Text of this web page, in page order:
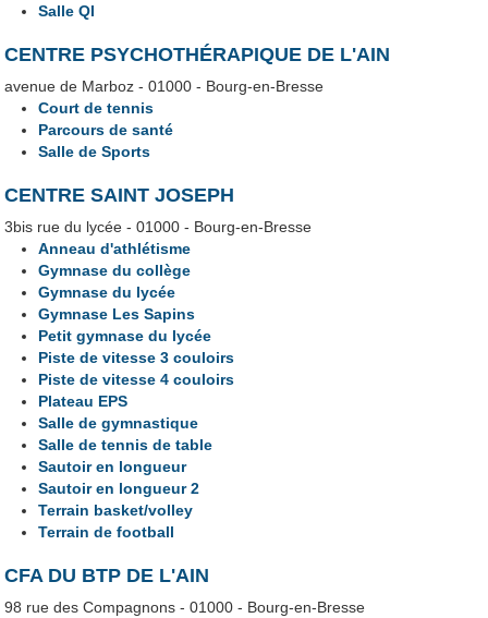
Salle QI
CENTRE PSYCHOTHÉRAPIQUE DE L'AIN
avenue de Marboz - 01000 - Bourg-en-Bresse
Court de tennis
Parcours de santé
Salle de Sports
CENTRE SAINT JOSEPH
3bis rue du lycée - 01000 - Bourg-en-Bresse
Anneau d'athlétisme
Gymnase du collège
Gymnase du lycée
Gymnase Les Sapins
Petit gymnase du lycée
Piste de vitesse 3 couloirs
Piste de vitesse 4 couloirs
Plateau EPS
Salle de gymnastique
Salle de tennis de table
Sautoir en longueur
Sautoir en longueur 2
Terrain basket/volley
Terrain de football
CFA DU BTP DE L'AIN
98 rue des Compagnons - 01000 - Bourg-en-Bresse